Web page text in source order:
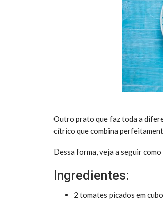
Outro prato que faz toda a
cítrico que combina
Dessa forma, veja a seguir
Ingredientes:
2 tomates picados em